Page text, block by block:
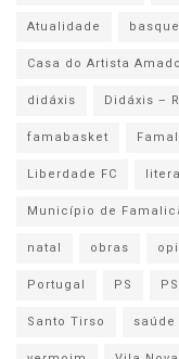
Atualidade
Casa do Artista
didáxis
Didáxis –
famabasket
Liberdade FC
Município de
natal
obras
Portugal
PS
Santo Tirso
saúde